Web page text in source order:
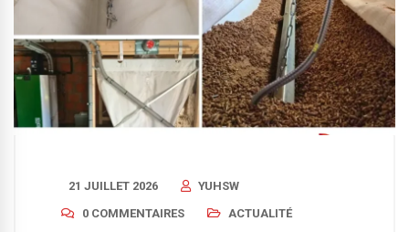
21 JUILLET 2026
YUHSW
0 COMMENTAIRES
ACTUALITÉ